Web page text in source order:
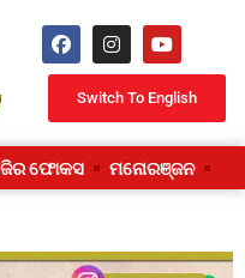
Switch To English
ଫୋକସ ମନୋରଞ୍ଜନ